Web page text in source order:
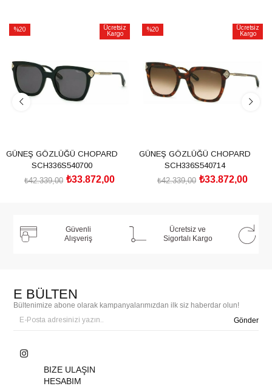
%20
Ücretsiz
Kargo
GÜNEŞ GÖZLÜĞÜ CHOPARD
SCH336S540700
₺33.872,00
₺42.339,00
%20
Ücretsiz
Kargo
GÜNEŞ GÖZLÜĞÜ CHOPARD
SCH336S540714
₺33.872,00
₺42.339,00
Güvenli
Alışveriş
Ücretsiz ve
Sigortalı Kargo
E BÜLTEN
Bültenimize abone olarak kampanyalarımızdan ilk siz haberdar olun!
Gönder
BIZE ULAŞIN
HESABIM